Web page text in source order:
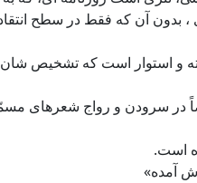
بدون آن که فقط در سطح
استوار است که تشخیص شان
در سرودن و رواج شعرهای
است.
آمده»